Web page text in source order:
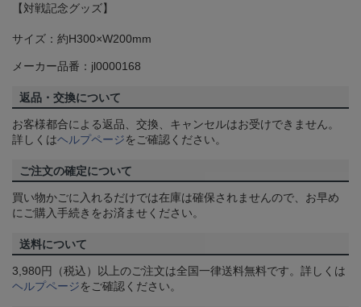
【対戦記念グッズ】
サイズ：約H300×W200mm
メーカー品番：jl0000168
返品・交換について
お客様都合による返品、交換、キャンセルはお受けできません。
詳しくはヘルプページをご確認ください。
ご注文の確定について
買い物かごに入れるだけでは在庫は確保されませんので、お早め
にご購入手続きをお済ませください。
送料について
3,980円（税込）以上のご注文は全国一律送料無料です。詳しくは
ヘルプページをご確認ください。